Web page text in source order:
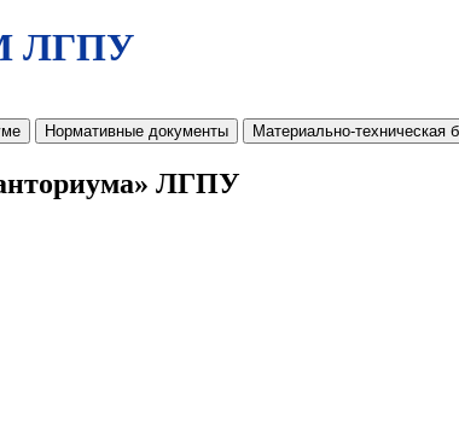
ЛГПУ
Нормативные документы Материально-техническая
ЛГПУ